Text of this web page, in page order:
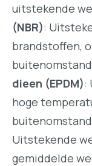
uitstekende
(NBR):
brandstoffen,
dieen (EPDM):
hoge
Uitstekende
gemiddelde